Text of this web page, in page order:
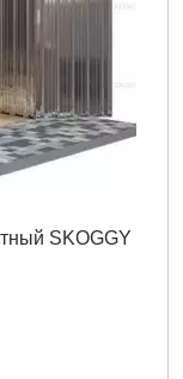
SKOGGY